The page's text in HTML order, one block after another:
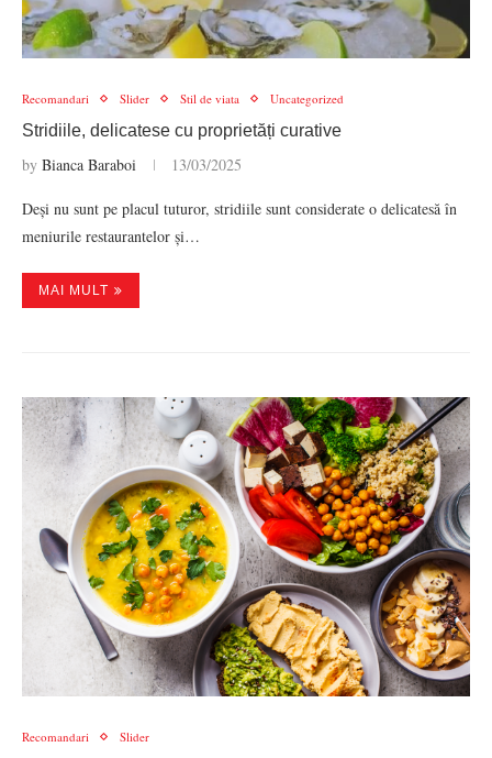
Recomandari Slider Stil de viata Uncategorized
Stridiile, delicatese cu proprietăți curative
by Bianca Baraboi 13/03/2025
Deși nu sunt pe placul tuturor, stridiile sunt considerate o delicatesă în
meniurile restaurantelor și…
MAI MULT
Recomandari Slider